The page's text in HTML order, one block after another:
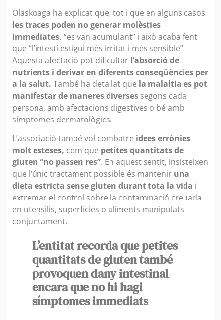
Olaskoaga ha explicat que, tot i que en alguns casos
les traces poden no generar molèsties
immediates, “es van acumulant” i això acaba fent
que “l’intestí estigui més irritat i més sensible”.
Aquesta afectació pot dificultar l’absorció de
nutrients i derivar en diferents conseqüències per
a la salut. També ha detallat que la malaltia es pot
manifestar de maneres diverses segons cada
persona, amb afectacions digestives o bé amb
símptomes dermatològics.
L’associació també vol combatre idees errònies
molt esteses, com que petites quantitats de
gluten “no passen res”. En aquest sentit, insisteixen
que l’únic tractament possible és mantenir una
dieta estricta sense gluten durant tota la vida i
extremar el control sobre la contaminació creuada
en utensilis, superfícies o aliments manipulats
conjuntament.
L’entitat recorda que petites
quantitats de gluten també
provoquen dany intestinal
encara que no hi hagi
símptomes immediats